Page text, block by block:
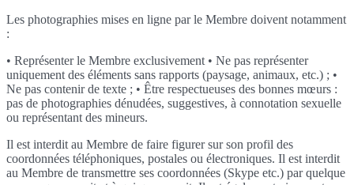
Les photographies mises en ligne par le Membre doivent notamment
:
• Représenter le Membre exclusivement • Ne pas représenter
uniquement des éléments sans rapports (paysage, animaux, etc.) ; •
Ne pas contenir de texte ; • Être respectueuses des bonnes mœurs :
pas de photographies dénudées, suggestives, à connotation sexuelle
ou représentant des mineurs.
Il est interdit au Membre de faire figurer sur son profil des
coordonnées téléphoniques, postales ou électroniques. Il est interdit
au Membre de transmettre ses coordonnées (Skype etc.) par quelque